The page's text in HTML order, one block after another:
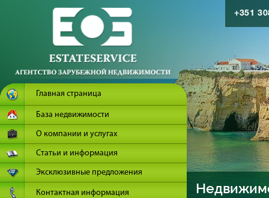
Главная страница
База недвижимости
О компании и услугах
Статьи и информация
Эксклюзивные предложения
Контактная информация
+351